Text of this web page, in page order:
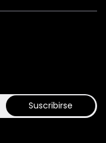
Suscribirse